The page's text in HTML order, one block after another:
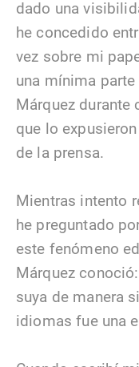
dado una
he concedido
vez sobre mi
una mínima
Márquez durante
que lo
de la prensa.
Mientras intento
he preguntado
este fenómeno
Márquez
suya de manera
idiomas fue una